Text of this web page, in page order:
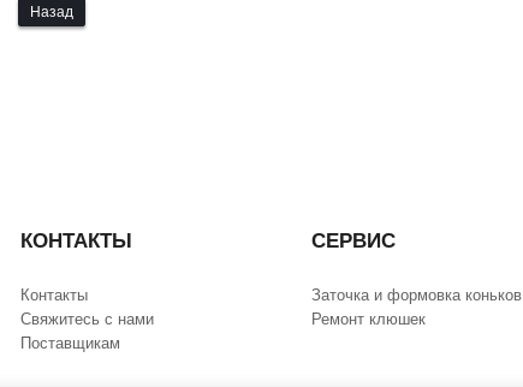
Назад
КОНТАКТЫ
Контакты
Свяжитесь с нами
Поставщикам
СЕРВИС
Заточка и формовка коньков
Ремонт клюшек